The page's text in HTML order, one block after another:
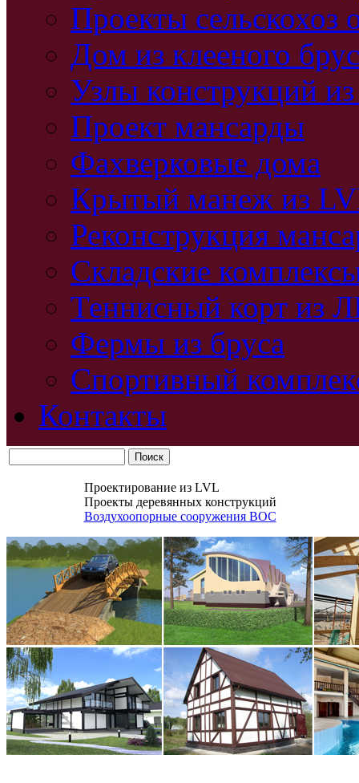
Проекты сельскохоз
Дом из клееного
Узлы конструкций
Проект мансарды
Фахверковые дома
Крытый манеж из
Реконструкция
Складские
Теннисный корт из
Фермы из бруса
Спортивный
Контакты
Проектирование из LVL
Проекты деревянных конструкций
Воздухоопорные сооружения ВОС